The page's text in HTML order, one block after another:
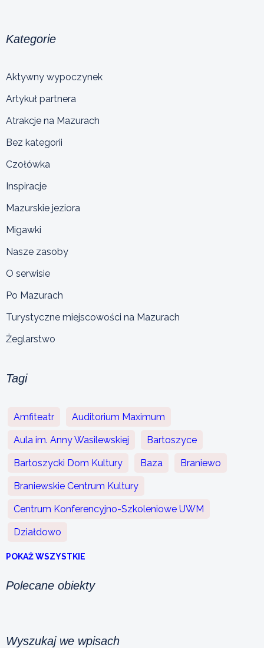
Kategorie
Aktywny wypoczynek
Artykuł partnera
Atrakcje na Mazurach
Bez kategorii
Czołówka
Inspiracje
Mazurskie jeziora
Migawki
Nasze zasoby
O serwisie
Po Mazurach
Turystyczne miejscowości na Mazurach
Żeglarstwo
Tagi
Amfiteatr Auditorium Maximum
Aula im. Anny Wasilewskiej Bartoszyce
Bartoszycki Dom Kultury Baza Braniewo
Braniewskie Centrum Kultury
Centrum Konferencyjno-Szkoleniowe UWM
Działdowo
POKAŻ WSZYSTKIE
Polecane obiekty
Wyszukaj we wpisach